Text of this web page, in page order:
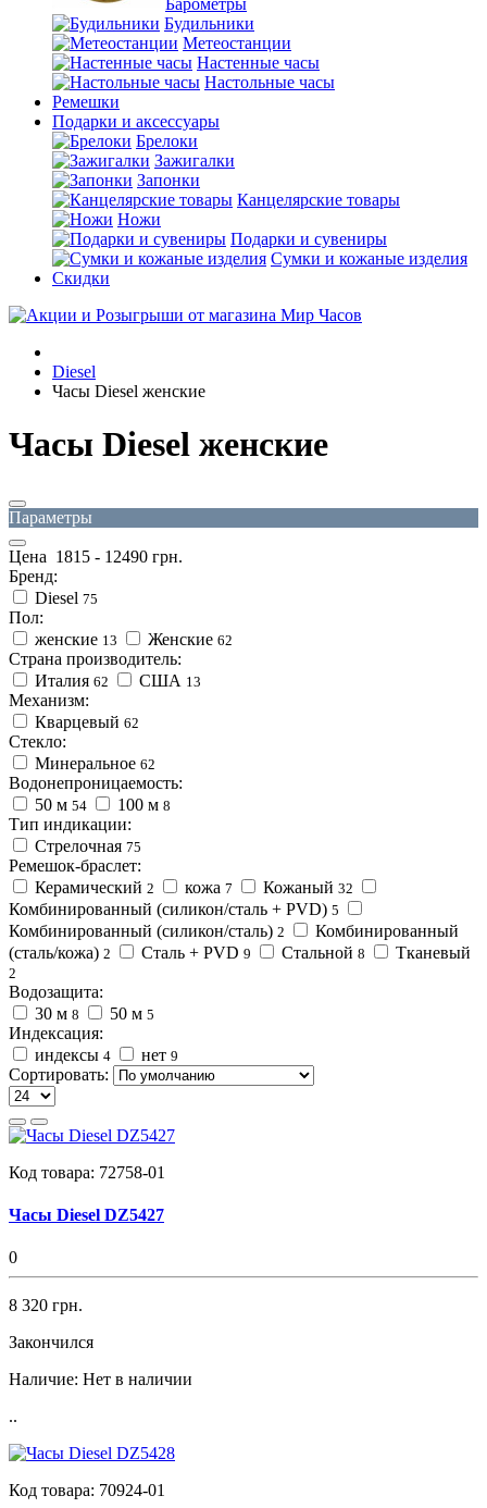
Барометры
Будильники
Метеостанции
Настенные часы
Настольные часы
Ремешки
Подарки и аксессуары
Брелоки
Зажигалки
Запонки
Канцелярские товары
Ножи
Подарки и сувениры
Сумки и кожаные изделия
Скидки
Diesel
Часы Diesel женские
Часы Diesel женские
Параметры
Цена 1815 - 12490 грн.
Бренд:
Diesel 75
Пол:
женские 13 Женские 62
Страна производитель:
Италия 62 США 13
Механизм:
Кварцевый 62
Стекло:
Минеральное 62
Водонепроницаемость:
50 м 54 100 м 8
Тип индикации:
Стрелочная 75
Ремешок-браслет:
Керамический 2 кожа 7 Кожаный 32
Комбинированный (силикон/сталь + PVD) 5
Комбинированный (силикон/сталь) 2
Комбинированный
(сталь/кожа) 2 Сталь + PVD 9 Стальной 8 Тканевый
2
Водозащита:
30 м 8 50 м 5
Индексация:
индексы 4 нет 9
Сортировать:
Код товара: 72758-01
Часы Diesel DZ5427
0
8 320 грн.
Закончился
Наличие: Нет в наличии
..
Код товара: 70924-01